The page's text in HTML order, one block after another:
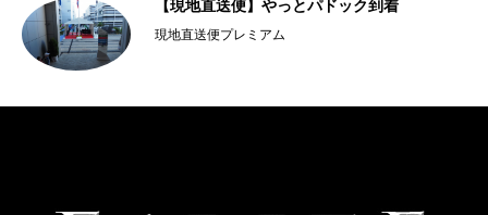
【現地直送便】やっとパドック到着
現地直送便プレミアム